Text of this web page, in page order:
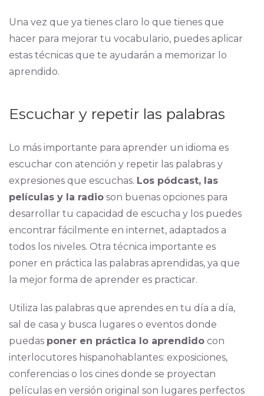
Una vez que ya tienes claro lo que tienes que
hacer para mejorar tu vocabulario, puedes aplicar
estas técnicas que te ayudarán a memorizar lo
aprendido.
Escuchar y repetir las palabras
Lo más importante para aprender un idioma es
escuchar con atención y repetir las palabras y
expresiones que escuchas. Los pódcast, las
películas y la radioson buenas opciones para
desarrollar tu capacidad de escucha y los puedes
encontrar fácilmente en internet, adaptados a
todos los niveles. Otra técnica importante es
poner en práctica las palabras aprendidas, ya que
la mejor forma de aprender es practicar.
Utiliza las palabras que aprendes en tu día a día,
sal de casa y busca lugares o eventos donde
puedas poner en práctica lo aprendidocon
interlocutores hispanohablantes: exposiciones,
conferencias o los cines donde se proyectan
películas en versión original son lugares perfectos